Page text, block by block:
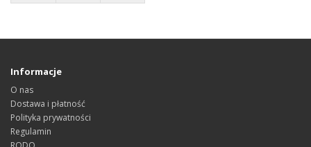
Informacje
O nas
Dostawa i płatność
Polityka prywatności
Regulamin